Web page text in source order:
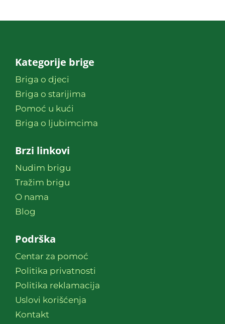
Kategorije brige
Briga o djeci
Briga o starijima
Pomoć u kući
Briga o ljubimcima
Brzi linkovi
Nudim brigu
Tražim brigu
O nama
Blog
Podrška
Centar za pomoć
Politika privatnosti
Politika reklamacija
Uslovi korišćenja
Kontakt